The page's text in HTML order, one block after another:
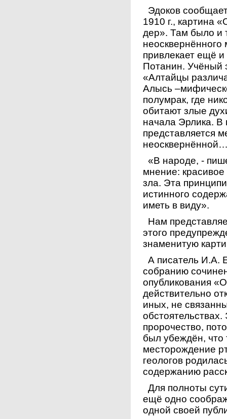
Эдоков
1910 г., картина
дер». Там было и
неосквернённого
привлекает ещё и
Потанин. Учёный
«Алтайцы
Алысь
полумрак, где
обитают злые
начала Эрлика. В
представляется
«В народе, -
мнение:
зла. Эта
истинного
иметь в виду».
Нам
этого
знаменитую
А писатель И.А.
собранию
опубликования
действительно
иных, не
пророчество,
был убеждён,
месторождение
геологов
содержанию
Для полноты
ещё одно
одной своей